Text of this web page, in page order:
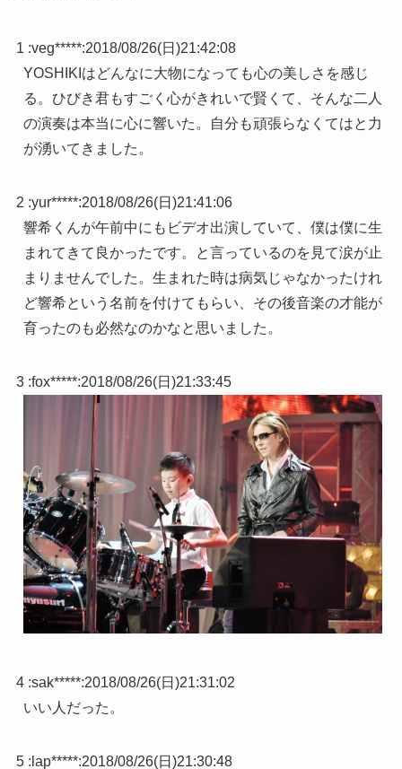
1 :veg*****:2018/08/26(日)21:42:08
YOSHIKIはどんなに大物になっても心の美しさを感じ
る。ひびき君もすごく心がきれいで賢くて、そんな二人
の演奏は本当に心に響いた。自分も頑張らなくてはと力
が湧いてきました。
2 :yur*****:2018/08/26(日)21:41:06
響希くんが午前中にもビデオ出演していて、僕は僕に生
まれてきて良かったです。と言っているのを見て涙が止
まりませんでした。生まれた時は病気じゃなかったけれ
ど響希という名前を付けてもらい、その後音楽の才能が
育ったのも必然なのかなと思いました。
3 :fox*****:2018/08/26(日)21:33:45
4 :sak*****:2018/08/26(日)21:31:02
いい人だった。
5 : lap*****:2018/08/26(日)21:30:48